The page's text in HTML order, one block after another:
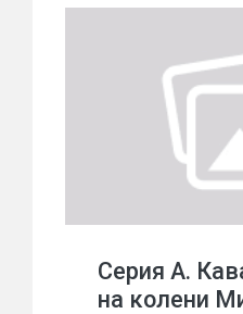
Серия А.
на колени